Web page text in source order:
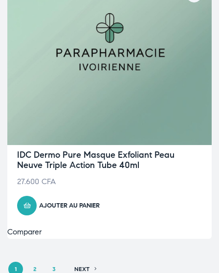
IDC Dermo Pure Masque Exfoliant Peau
Neuve Triple Action Tube 40ml
27.600 CFA
AJOUTER AU PANIER
Comparer
1 2 3 NEXT